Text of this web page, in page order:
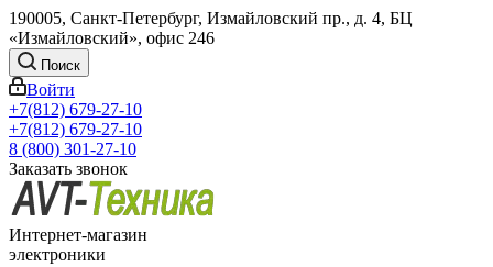
190005, Санкт-Петербург, Измайловский пр., д. 4, БЦ
«Измайловский», офис 246
Поиск
Войти
+7(812) 679-27-10
+7(812) 679-27-10
8 (800) 301-27-10
Заказать звонок
Интернет-магазин
электроники